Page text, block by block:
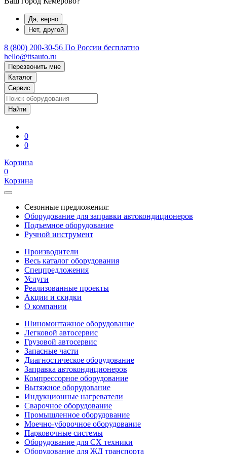
Да, верно
Нет, другой
8 (800) 200-30-56 По России бесплатно
hello@ttsauto.ru
Перезвонить мне
Каталог
Сервис
0
0
Корзина
0
Корзина
Сезонные предложения:
Оборудование для заправки автокондиционеров
Подъемное оборудование
Ручной инструмент
Производители
Весь каталог оборудования
Спецпредложения
Услуги
Реализованные проекты
Акции и скидки
О компании
Шиномонтажное оборудование
Легковой автосервис
Грузовой автосервис
Запасные части
Диагностическое оборудование
Заправка автокондиционеров
Компрессорное оборудование
Вытяжное оборудование
Индукционные нагреватели
Сварочное оборудование
Промышленное оборудование
Моечно-уборочное оборудование
Парковочные системы
Оборудование для СХ техники
Оборудование для ЖД транспорта